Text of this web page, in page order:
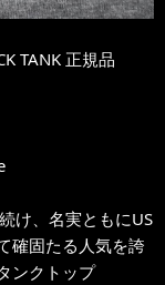
TANK 正規品
け、名実ともにUS
確固たる人気を誇
ンクトップ